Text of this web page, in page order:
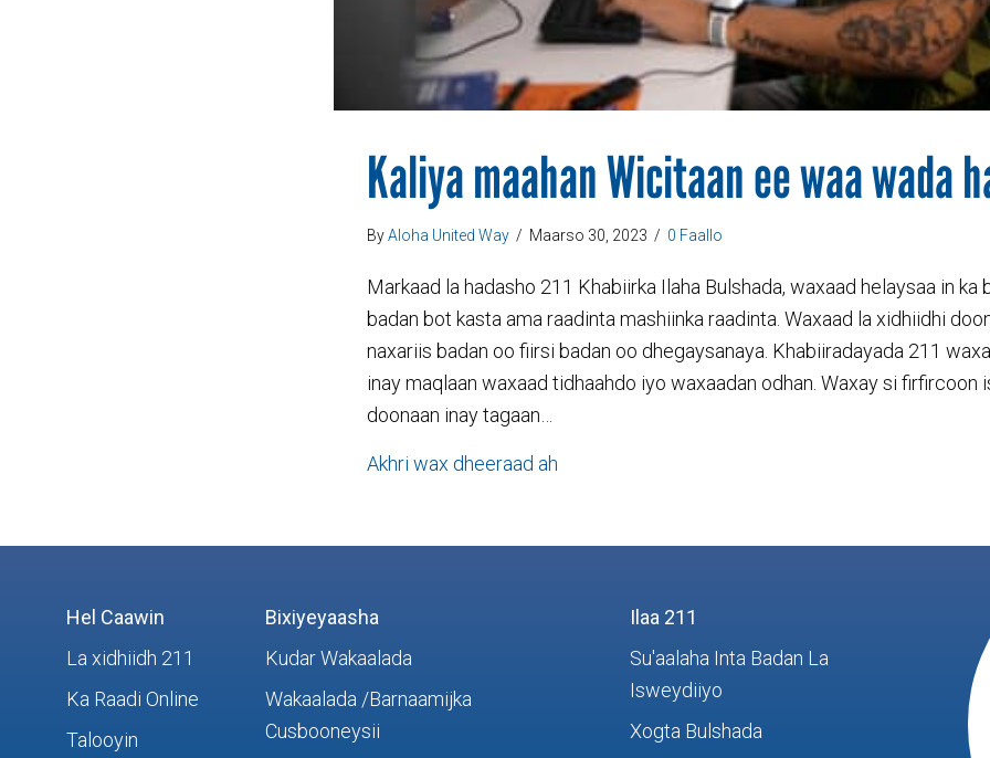
Kaliya maahan Wicitaan ee waa wada
ByAloha United Way / Maarso 30, 2023 / 0 Faallo
Markaad la hadasho 211 Khabiirka Ilaha Bulshada, waxaad helaysaa in ka
badan bot kasta ama raadinta mashiinka raadinta. Waxaad la xidhiidhi
naxariis badan oo fiirsi badan oo dhegaysanaya. Khabiiradayada 211
inay maqlaan waxaad tidhaahdo iyo waxaadan odhan. Waxay si firfircoon
doonaan inay tagaan…
Akhri wax dheeraad ah
Hel Caawin
La xidhiidh 211
Ka Raadi Online
Talooyin
Bixiyeyaasha
Kudar Wakaalada
Wakaalada /Barnaamijka
Cusbooneysii
Ilaa 211
Su'aalaha Inta Badan La
Isweydiiyo
Xogta Bulshada